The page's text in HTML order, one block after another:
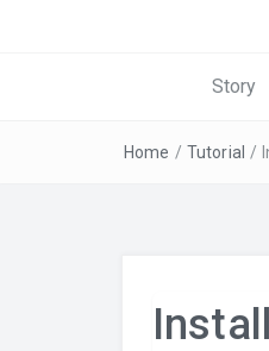
Story
Home / Tutorial /